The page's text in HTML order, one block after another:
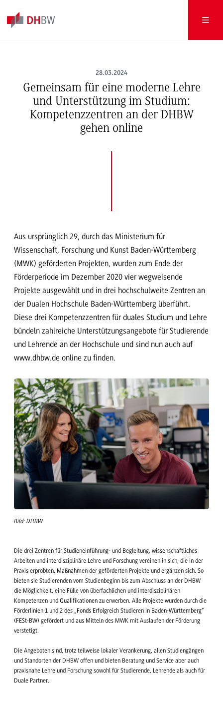
28.03.2024
Gemeinsam für eine moderne Lehre
und Unterstützung im Studium:
Kompetenzzentren an der DHBW
gehen online
Aus ursprünglich 29, durch das Ministerium für
Wissenschaft, Forschung und Kunst Baden-Württemberg
(MWK) geförderten Projekten, wurden zum Ende der
Förderperiode im Dezember 2020 vier wegweisende
Projekte ausgewählt und in drei hochschulweite Zentren an
der Dualen Hochschule Baden-Württemberg überführt.
Diese drei Kompetenzzentren für duales Studium und Lehre
bündeln zahlreiche Unterstützungsangebote für Studierende
und Lehrende an der Hochschule und sind nun auch auf
www.dhbw.de online zu finden.
Bild: DHBW
Die drei Zentren für Studieneinführung- und Begleitung, wissenschaftliches
Arbeiten und interdisziplinäre Lehre und Forschung vereinen in sich, die in der
Praxis erprobten, Maßnahmen der geförderten Projekte und ergänzen sich. So
bieten sie Studierenden vom Studienbeginn bis zum Abschluss an der DHBW
die Möglichkeit, eine Fülle von überfachlichen und interdisziplinären
Kompetenzen und Qualifikationen zu erwerben. Alle Projekte wurden durch die
Förderlinien 1 und 2 des „Fonds Erfolgreich Studieren in Baden-Württemberg“
(FESt-BW) gefördert und aus Mitteln des MWK mit Auslaufen der Förderung
verstetigt.
Die Angeboten sind, trotz teilweise lokaler Verankerung, allen Studiengängen
und Standorten der DHBW offen und bieten Beratung und Service aber auch
praxisnahe Lehre und Forschung sowohl für Studierende, Lehrende als auch für
Duale Partner.